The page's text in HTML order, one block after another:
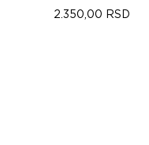
2.350,00 RSD